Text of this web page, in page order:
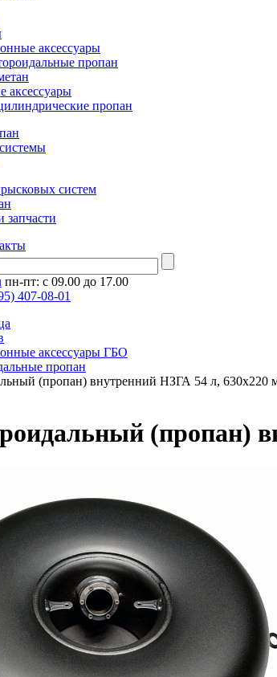
аксессуары
пропан
аксессуары
пропан
систем
запчасти
пн-пт: с 09.00 до 17.00
407-08-01
аксессуары ГБО
пропан
(пропан) внутренний НЗГА 54 л, 630х220
(пропан)